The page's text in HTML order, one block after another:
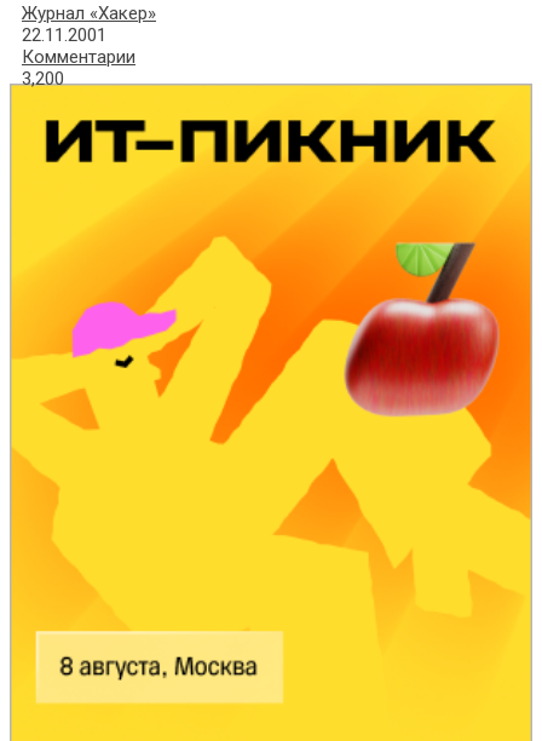
Журнал «Хакер»
22.11.2001
Комментарии
3,200